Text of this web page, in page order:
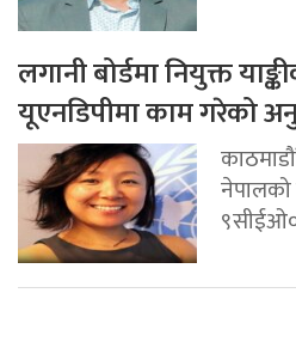
लगानी बोर्डमा नियुक्त
यूएनडिपीमा काम गरेको
नेपालको